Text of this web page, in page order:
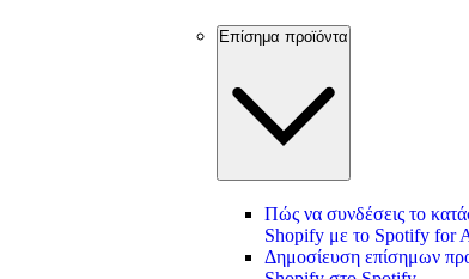
Επίσημα προϊόντα
Πώς να συνδέσεις το
Shopify με το Spotify for
Δημοσίευση επίσημων